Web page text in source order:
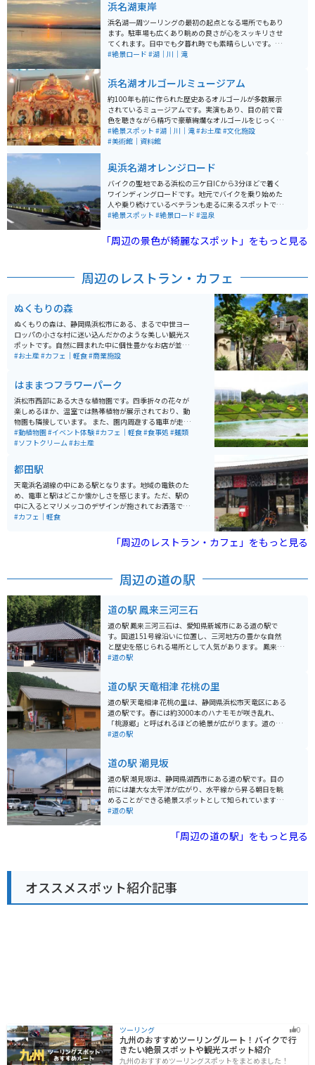
浜名湖東岸
浜名湖一周ツーリングの最初の起点となる場所でもあり
ます。駐車場も広くあり眺めの良さが心をスッキリさせ
てくれます。日中でも夕暮れ時でも素晴らしいです。近
隣にホテルや旅館も多くあり、浜松名物の鰻屋さんもあ
#絶景ロード #湖｜川｜滝
浜名湖オルゴールミュージアム
約100年も前に作られた歴史あるオルゴールが多数展示
されているミュージアムです。実演もあり、目の前で音
色を聴きながら精巧で豪華絢爛なオルゴールをじっくり
観ることができます。オリジナルのオルゴールの組み立
てが楽しめる体験工房もあります。 ミュージアムまで
候などでロープウェイが運休の場合は休館することもあ
るようなので、天気が心配な日は訪問前に確認しておく
と良いです。
#絶景スポット #湖｜川｜滝#お土産#文化施設
#美術館｜資料館
奥浜名湖オレンジロード
バイクの聖地である浜松の三ケ日ICから3分ほどで着く
ワインディングロードです。地元でバイクを乗り始めた
人や乗り続けているベテランも走るに来るスポットで
す。 一部の路面にギャップや落ち葉などあり慎重に走ら
ないほどの綺麗さです。 そして、浜名湖を一望出来る景
色は一度訪れる価値アリです。
#絶景スポット #絶景ロード #温泉
「周辺の景色が綺麗なスポット」をもっと見る
周辺のレストラン・カフェ
ぬくもりの森
ぬくもりの森は、静岡県浜松市にある、まるで中世ヨー
ロッパの小さな村に迷い込んだかのような美しい観光ス
ポットです。自然に囲まれた中に個性豊かなお店が並
び、ワクワクします。建築家佐々木茂良氏によって造ら
小鳥たちのさえずりを聞きながらの散策は、とても癒さ
れます。自然とアートを楽しみたい人にオススメのスポ
ットです。
#お土産#カフェ｜軽食#商業施設
はままつフラワーパーク
浜松市西部にある大きな植物園です。四季折々の花々が
楽しめるほか、温室では熱帯植物が展示されており、動
物園も隣接しています。 また、園内周遊する電車が走っ
ていて、子供向け遊具も用意されています。入り口付近
と温室内にはカフェも設営されており、公園中央付近に
われています。
#動植物園#イベント体験#カフェ｜軽食#食事処 #麺類
#ソフトクリーム #お土産
都田駅
天竜浜名湖線の中にある駅となります。地域の電鉄のた
め、電車と駅はどこか懐かしさを感じます。ただ、駅の
中に入るとマリメッコのデザインが施されてお洒落で
す。また、金曜日~日曜日は駅内で喫茶店が営業してお
たものです。外の席ではコーヒーを飲みながら、電車を
見ることができるので、とてもオススメです。
#カフェ｜軽食
「周辺のレストラン・カフェ」をもっと見る
周辺の道の駅
道の駅 鳳来三河三石
道の駅 鳳来三河三石は、愛知県新城市にある道の駅で
す。国道151号線沿いに位置し、三河地方の豊かな自然
と歴史を感じられる場所として人気があります。 鳳来寺
山や乳岩峡などの景勝地へのアクセスも良く、ドライブ
で採れた新鮮な食材を使った料理を提供するレストラン
もあります。 バイクで訪れる場合、道の駅には広い駐車
場が完備されているので安心です。周辺には、鳳来寺山
のワインディングロードなど、ツーリングに最適なルー
トもたくさんあります。お土産には、地元産の五平餅
#道の駅
道の駅 天竜相津 花桃の里
道の駅 天竜相津 花桃の里は、静岡県浜松市天竜区にある
道の駅です。春には約3000本のハナモモが咲き乱れ、
「桃源郷」と呼ばれるほどの絶景が広がります。道の駅
には、地元で採れた新鮮な野菜や果物の直売所、地元食
備されているので安心です。春には満開のハナモモ並木
をバイクで走ることができ、まさに桃源郷を駆け抜ける
ような気分を味わえます。周辺には、秋には紅葉が美し
い光明寺や、温泉施設の「花桃の湯」などもあり、ツー
リングの拠点としても最適です。 名産品としては、地元
使った「猪鍋定食」や「山菜そば」などが味わえます。
#道の駅
道の駅 潮見坂
道の駅 潮見坂は、静岡県湖西市にある道の駅です。目の
前には雄大な太平洋が広がり、水平線から昇る朝日を眺
めることができる絶景スポットとして知られています。
周辺には、新鮮な魚介類を味わえる飲食店や、お土産店
ングを楽しめるコースもあり、バイクツーリングにも最
#道の駅
「周辺の道の駅」をもっと見る
オススメスポット紹介記事
ツーリング 0
九州のおすすめツーリングルート！バイクで行
きたい絶景スポットや観光スポット紹介
九州のおすすめツーリングスポットをまとめました！